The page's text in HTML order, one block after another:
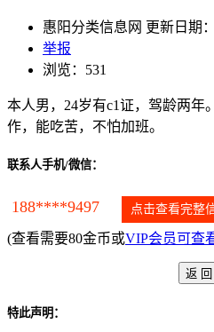
惠阳分类信息网 更新日期
举报
浏览：531
本人男，24岁有c1证，驾龄两年
作，能吃苦，不怕加班。
联系人手机/微信：
188****9497 点击查看完整
(查看需要80金币或VIP会员可查
特此声明：